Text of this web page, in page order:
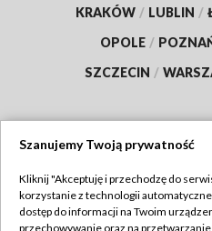
KRAKÓW / LUBLIN /
OPOLE /
SZCZECIN /
Szanujemy Twoją prywatność
Kliknij "Akceptuję i przechodzę do
korzystanie z technologii
dostęp do informacji na Twoim
przechowywanie oraz na